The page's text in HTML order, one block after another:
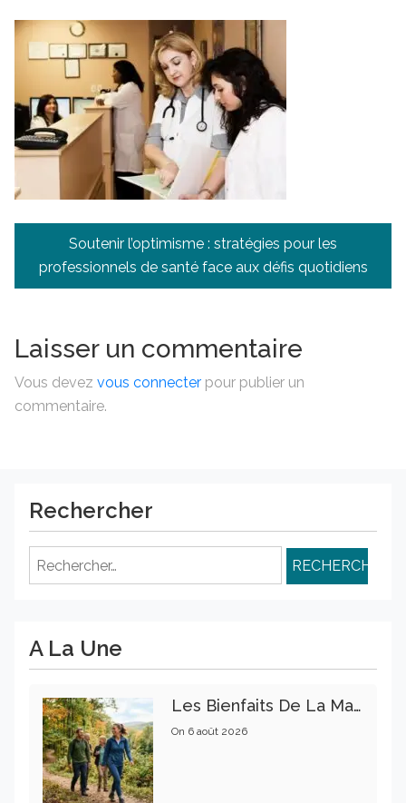
Navigation
de
l’article
Soutenir l’optimisme : stratégies pour les
professionnels de santé face aux défis quotidiens
Laisser un commentaire
Vous devez vous connecter pour publier un
commentaire.
Rechercher
Rechercher :
A La Une
Les Bienfaits De La Marche Sur La Santé Physique Et Mentale
On 6 août 2026